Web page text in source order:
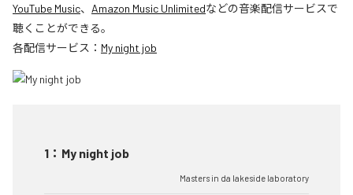
YouTube Music、 Amazon Music Unlimitedなどの音楽配信サービスで
聴くことができる。
各配信サービス： My night job
1 ： My night job
Masters in da lakeside laboratory